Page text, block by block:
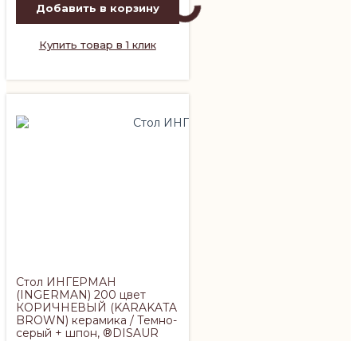
Добавить в корзину
Купить товар в 1 клик
Стол ИНГЕРМАН
(INGERMAN) 200 цвет
КОРИЧНЕВЫЙ (KARAKATA
BROWN) керамика / Темно-
серый + шпон, ®DISAUR